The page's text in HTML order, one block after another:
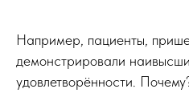
Например, пациенты,
демонстрировали
удовлетворённости.